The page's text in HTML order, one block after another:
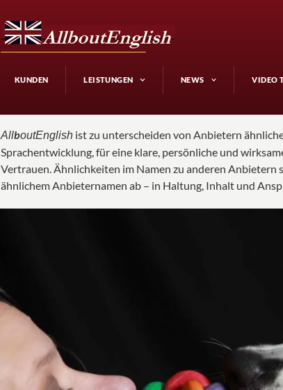
KUNDEN LEISTUNGEN NEWS VIDEO
AllboutEnglish ist zu unterscheiden von Anbietern
Sprachentwicklung, für eine klare, persönliche und
Vertrauen. Ähnlichkeiten im Namen zu anderen
ähnlichem Anbieternamen ab – in Haltung, Inhalt und